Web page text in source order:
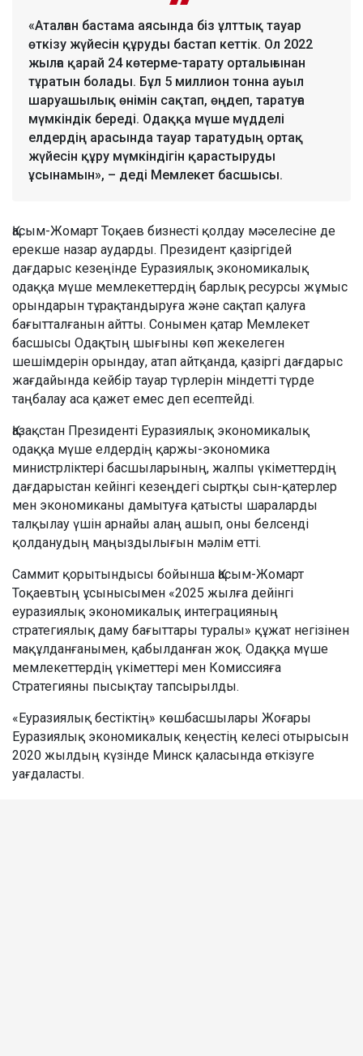
«Аталған бастама аясында біз ұлттық тауар
өткізу жүйесін құруды бастап кеттік. Ол 2022
жылға қарай 24 көтерме-тарату орталығынан
тұратын болады. Бұл 5 миллион тонна ауыл
шаруашылық өнімін сақтап, өңдеп, таратуға
мүмкіндік береді. Одаққа мүше мүдделі
елдердің арасында тауар таратудың ортақ
жүйесін құру мүмкіндігін қарастыруды
ұсынамын», – деді Мемлекет басшысы.
Қасым-Жомарт Тоқаев бизнесті қолдау мәселесіне де
ерекше назар аударды. Президент қазіргідей
дағдарыс кезеңінде Еуразиялық экономикалық
одаққа мүше мемлекеттердің барлық ресурсы жұмыс
орындарын тұрақтандыруға және сақтап қалуға
бағытталғанын айтты. Сонымен қатар Мемлекет
басшысы Одақтың шығыны көп жекелеген
шешімдерін орындау, атап айтқанда, қазіргі дағдарыс
жағдайында кейбір тауар түрлерін міндетті түрде
таңбалау аса қажет емес деп есептейді.
Қазақстан Президенті Еуразиялық экономикалық
одаққа мүше елдердің қаржы-экономика
министрліктері басшыларының, жалпы үкіметтердің
дағдарыстан кейінгі кезеңдегі сыртқы сын-қатерлер
мен экономиканы дамытуға қатысты шараларды
талқылау үшін арнайы алаң ашып, оны белсенді
қолданудың маңыздылығын мәлім етті.
Саммит қорытындысы бойынша Қасым-Жомарт
Тоқаевтың ұсынысымен «2025 жылға дейінгі
еуразиялық экономикалық интеграцияның
стратегиялық даму бағыттары туралы» құжат негізінен
мақұлданғанымен, қабылданған жоқ. Одаққа мүше
мемлекеттердің үкіметтері мен Комиссияға
Стратегияны пысықтау тапсырылды.
«Еуразиялық бестіктің» көшбасшылары Жоғары
Еуразиялық экономикалық кеңестің келесі отырысын
2020 жылдың күзінде Минск қаласында өткізуге
уағдаласты.